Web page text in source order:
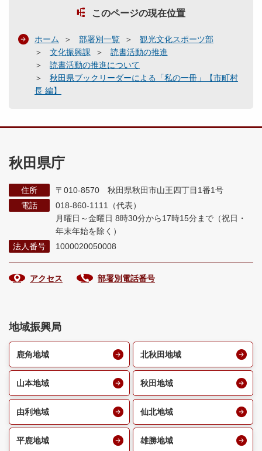
このページの現在位置
ホーム 部署別一覧
観光文化スポーツ部
文化振興課
読書活動の推進
読書活動の推進について
秋田県ブックリーダーによる「私の一冊」【市町村
長 編】
秋田県庁
住所
〒010-8570 秋田県秋田市山王四丁目1番1号
電話
018-860-1111（代表）
月曜日～金曜日 8時30分から17時15分まで （祝日・
年末年始を除く）
法人番号
1000020050008
アクセス 部署別電話番号
地域振興局
鹿角地域 北秋田地域
山本地域 秋田地域
由利地域 仙北地域
平鹿地域 雄勝地域